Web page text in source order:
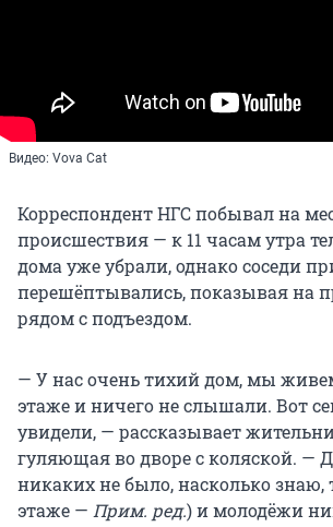
Видео: Vova Cat
Корреспондент НГС побывал на
происшествия — к 11 часам утра
дома уже убрали, однако соседи
перешёптывались, показывая на
рядом с подъездом.
— У нас очень тихий дом, мы
этаже и ничего не слышали. Вот
увидели, — рассказывает
гуляющая во дворе с коляской. —
никаких не было, насколько знаю,
этаже — Прим. ред.) и молодёжи